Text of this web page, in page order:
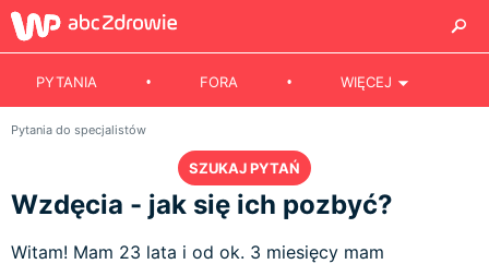
PYTANIA FORA WIĘCEJ
Pytania do specjalistów
SZUKAJ PYTAŃ
Wzdęcia - jak się ich pozbyć?
Witam! Mam 23 lata i od ok. 3 miesięcy mam